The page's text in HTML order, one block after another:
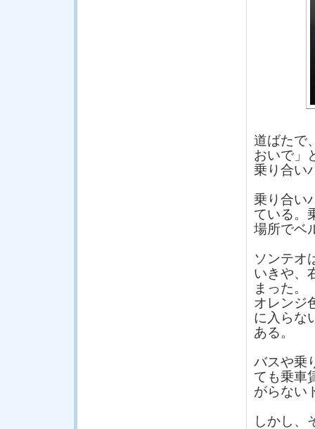
道ばたで
おいで」
乗り合い
乗り合い
ている。
場所でベ
ソンテオ
いきや、
まった。
オレンジ
に入らな
ある。
バスや乗
ても乗車
がらない
しかし、